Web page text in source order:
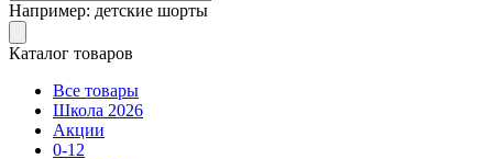
Например: детские шорты
Каталог товаров
Все товары
Школа 2026
Акции
0-12